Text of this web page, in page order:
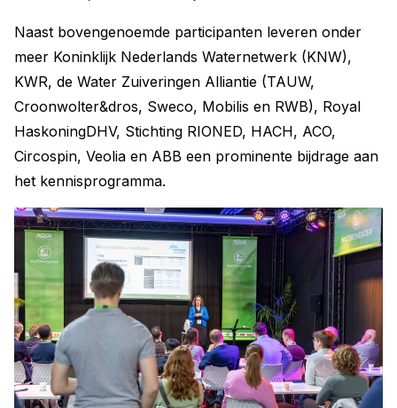
Naast bovengenoemde participanten leveren onder
meer Koninklijk Nederlands Waternetwerk (KNW),
KWR, de Water Zuiveringen Alliantie (TAUW,
Croonwolter&dros, Sweco, Mobilis en RWB), Royal
HaskoningDHV, Stichting RIONED, HACH, ACO,
Circospin, Veolia en ABB een prominente bijdrage aan
het kennisprogramma.